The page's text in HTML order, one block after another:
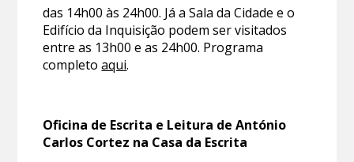
das 14h00 às 24h00. Já a Sala da Cidade e o
Edifício da Inquisição podem ser visitados
entre as 13h00 e as 24h00. Programa
completoaqui.
Oficina de Escrita e Leitura de António
Carlos Cortez na Casa da Escrita